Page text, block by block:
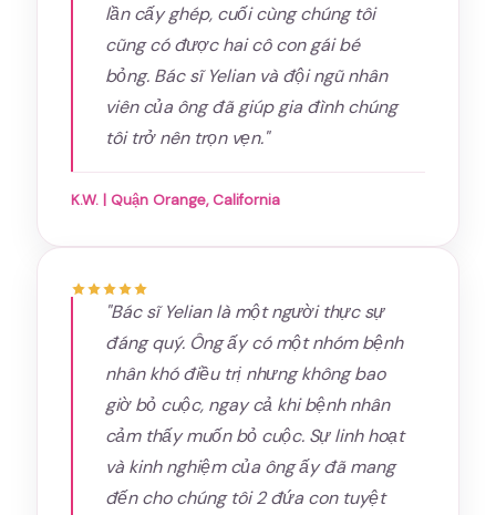
lần cấy ghép, cuối cùng chúng tôi
cũng có được hai cô con gái bé
bỏng. Bác sĩ Yelian và đội ngũ nhân
viên của ông đã giúp gia đình chúng
tôi trở nên trọn vẹn."
K.W. | Quận Orange, California
"Bác sĩ Yelian là một người thực sự
đáng quý. Ông ấy có một nhóm bệnh
nhân khó điều trị nhưng không bao
giờ bỏ cuộc, ngay cả khi bệnh nhân
cảm thấy muốn bỏ cuộc. Sự linh hoạt
và kinh nghiệm của ông ấy đã mang
đến cho chúng tôi 2 đứa con tuyệt